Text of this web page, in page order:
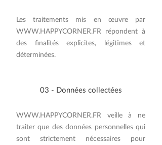
Les traitements mis en œuvre par
WWW.HAPPYCORNER.FR répondent à
des finalités explicites, légitimes et
déterminées.
​03 - Données collectées
WWW.HAPPYCORNER.FR veille à ne
traiter que des données personnelles qui
sont strictement nécessaires pour